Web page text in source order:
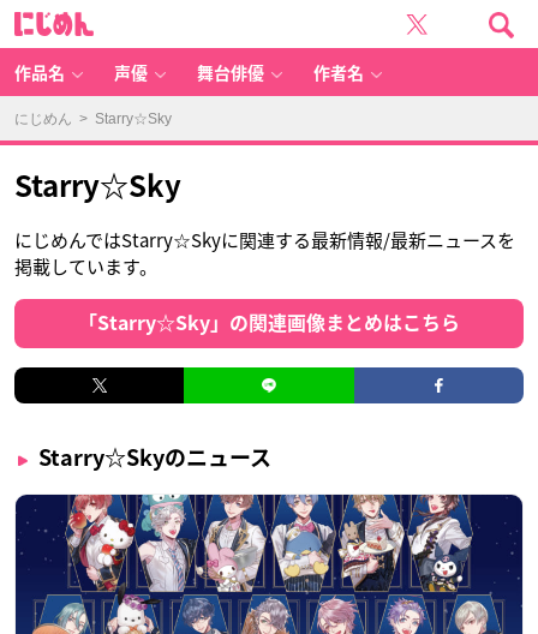
作品名 声優 舞台俳優 作者名
にじめん > Starry☆Sky
Starry☆Sky
にじめんではStarry☆Skyに関連する最新情報/最新ニュースを
掲載しています。
「Starry☆Sky」の関連画像まとめはこちら
Starry☆Skyのニュース